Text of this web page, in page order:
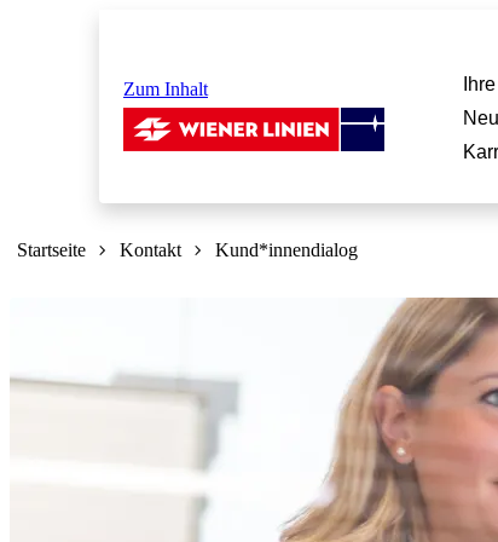
Zum Inhalt
hier:
Startseite Kontakt Kund*innendialog